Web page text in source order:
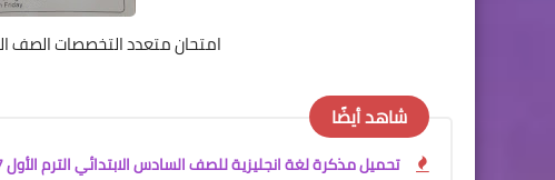
امتحان متعدد التخصصات الصف
شاهد أيضًا
تحميل مذكرة لغة انجليزية للصف السادس الابتدائي الترم الأول 2027 PDF | مراجعات وتدريبات المنهج الجديد